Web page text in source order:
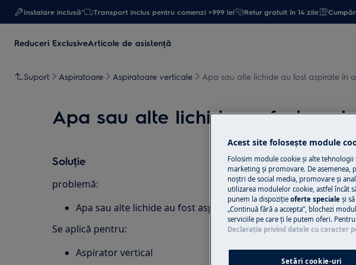
Instalare inclusă* Transport inclus pentru comenzi >999 lei Retur gratuit în 14 zile
Reduceri ExclusiveArticole de asistență
Suport Aspiratoare Aspiratoare verticale Apa sau alte lichide au fost aspirate în
Apa sau alte lichide au fost
Soluție
problemă:
Apa sau alte lichide au fost aspirate în aspiratorul vertical
Se aplică pentru:
Aspirator vertical
Acest site folosește module
Folosim module cookie și alte
marketing și promovare. De
noștri de social media, promovare și
utilizarea modulelor cookie, astfel încât
punem la dispoziţie oferte speciale și
„Continuă fără a accepta”, blochezi
serviciile pe care ţi le putem oferi.
Declaraţia privind datele cu caracter
Setări cookie-uri